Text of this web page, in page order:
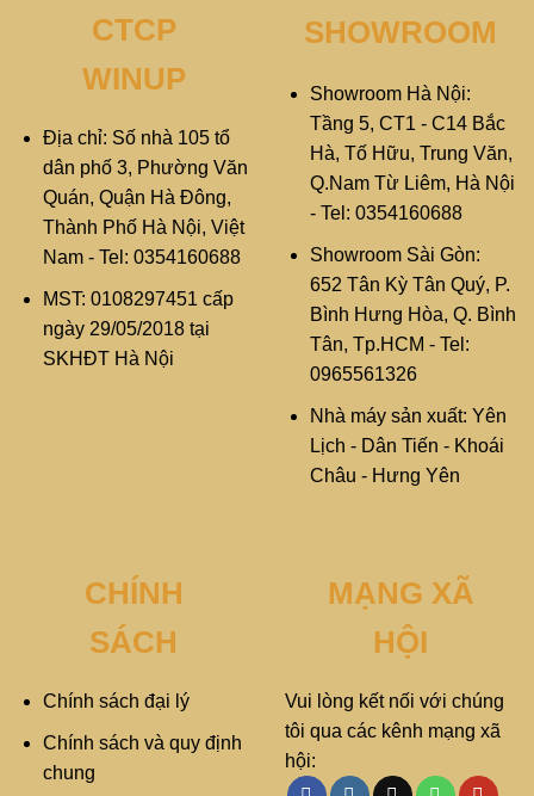
CTCP
WINUP
Địa chỉ: Số nhà 105 tổ
dân phố 3, Phường Văn
Quán, Quận Hà Đông,
Thành Phố Hà Nội, Việt
Nam - Tel: 0354160688
MST: 0108297451 cấp
ngày 29/05/2018 tại
SKHĐT Hà Nội
SHOWROOM
Showroom Hà Nội:
Tầng 5, CT1 - C14 Bắc
Hà, Tố Hữu, Trung Văn,
Q.Nam Từ Liêm, Hà Nội
- Tel: 0354160688
Showroom Sài Gòn:
652 Tân Kỳ Tân Quý, P.
Bình Hưng Hòa, Q. Bình
Tân, Tp.HCM - Tel:
0965561326
Nhà máy sản xuất: Yên
Lịch - Dân Tiến - Khoái
Châu - Hưng Yên
CHÍNH
SÁCH
Chính sách đại lý
Chính sách và quy định
chung
MẠNG XÃ
HỘI
Vui lòng kết nối với chúng
tôi qua các kênh mạng xã
hội: